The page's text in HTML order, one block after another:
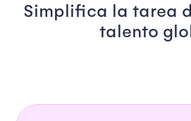
Simplifica la tarea
talento